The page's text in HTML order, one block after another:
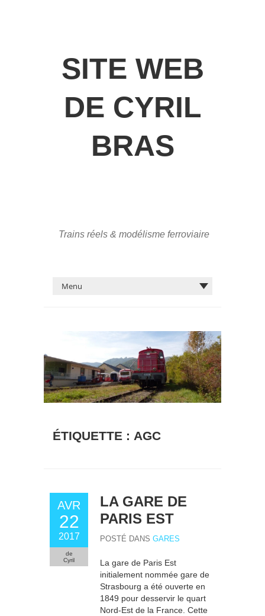
SITE WEB
DE CYRIL
BRAS
Trains réels & modélisme ferroviaire
ÉTIQUETTE : AGC
AVR
22
2017
de
Cyril
LA GARE DE
PARIS EST
POSTÉ DANS GARES
La gare de Paris Est
initialement nommée gare de
Strasbourg a été ouverte en
1849 pour desservir le quart
Nord-Est de la France. Cette